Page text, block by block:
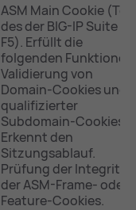
ASM Main Cookie (Teil
des der BIG-IP Suite
F5). Erfüllt die
folgenden
Validierung von
Domain-Cookies und
qualifizierter
Subdomain-Cookies.
Erkennt den
Sitzungsablauf.
Prüfung der Integrität
der ASM-Frame- oder
Feature-Cookies.